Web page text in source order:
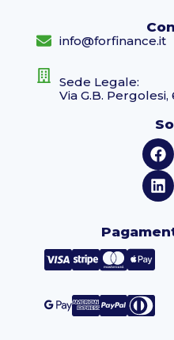
info@forfinance.it
Sede Legale:
Via G.B.